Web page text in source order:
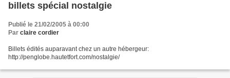
billets spécial nostalgie
Publié le 21/02/2005 à 00:00
Par claire cordier
Billets édités auparavant chez un autre hébergeur:
http://penglobe.hautetfort.com/nostalgie/